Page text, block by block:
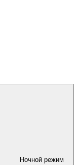
Ночной режим